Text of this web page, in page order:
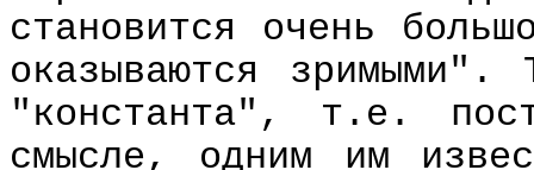
становится очень
оказываются зримыми".
"константа", т.е.
смысле, одним им